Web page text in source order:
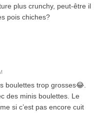
plus crunchy, peut-être il
pois chiches?
boulettes trop grosses😂.
des minis boulettes. Le
si c’est pas encore cuit